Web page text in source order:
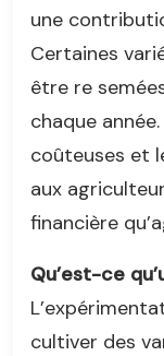
une
Certaines
être re
chaque
coûteuses et
aux
financière
Qu’est-ce
cultiver des